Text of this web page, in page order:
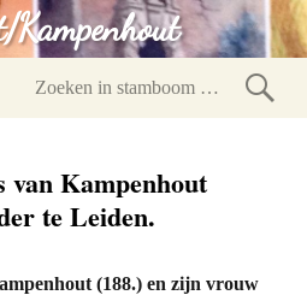
Kampenhout
van Kampenhout
te Leiden.
(188.) en zijn vrouw